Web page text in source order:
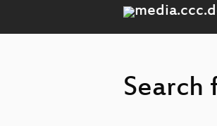
Search